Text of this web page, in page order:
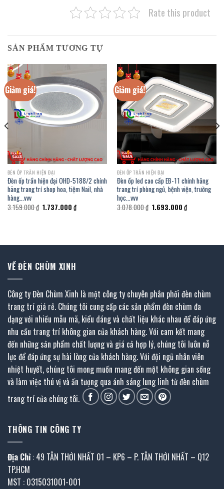
Rate this product
SẢN PHẨM TƯƠNG TỰ
Giảm giá!
ĐÈN ỐP TRẦN HIỆN ĐẠI
Đèn ốp trần hiện đại OHD-5188/2 chính
hãng trang trí shop hoa, tiệm Nail, nhà
hàng…vvv
3.159.000₫ Giá
gốc
1.737.000 ₫Giá
hiện
Giảm giá!
ĐÈN ỐP TRẦN HIỆN ĐẠI
Đèn ốp led cao cấp EB-11 chính hãng
trang trí phòng ngủ, bệnh viện, trường
học…vvv
3.078.000₫ Giá
gốc
1.693.000 ₫Giá
hiện
VỀ ĐÈN CHÙM XINH
Công ty Đèn Chùm Xinh là một công ty chuyên phân phối đèn chùm
trang trí giá rẻ. Chúng tôi cung cấp các sản phẩm đèn chùm đa
dạng với nhiều mẫu mã, kiểu dáng và chất liệu khác nhau để đáp ứng
nhu cầu trang trí không gian của khách hàng. Với cam kết mang
đến những sản phẩm chất lượng và giá cả hợp lý, chúng tôi luôn nỗ
lực để đáp ứng sự hài lòng của khách hàng. Với đội ngũ nhân viên
nhiệt huyết, chúng tôi mong muốn mang đến một không gian sống
và làm việc thú vị và ấn tượng qua ánh sáng lung linh từ đèn chùm
trang trí của chúng tôi.
THÔNG TIN CÔNG TY
Địa Chỉ : 49 TÂN THỚI NHẤT 01 – KP6 – P. TÂN THỚI NHẤT – Q12
TP.HCM
MST : 0315031001-001